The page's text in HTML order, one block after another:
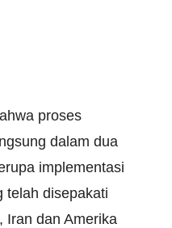
proses
dalam dua
implementasi
telah disepakati
Iran dan Amerika